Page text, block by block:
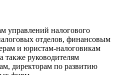
управлений налогового
отделов, финансовым
и юристам-налоговикам
также руководителям
директорам по развитию